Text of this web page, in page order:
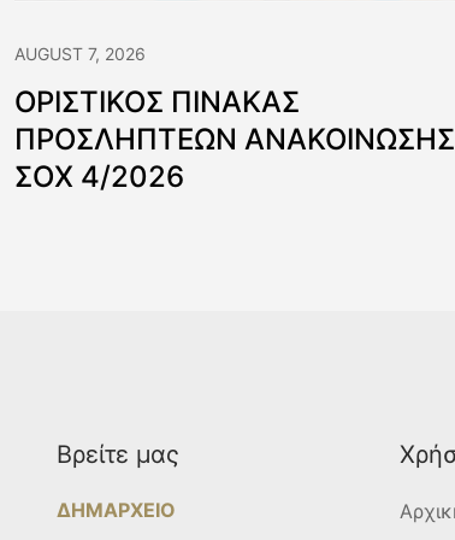
AUGUST 7, 2026
ΟΡΙΣΤΙΚΟΣ ΠΙΝΑΚΑΣ
ΠΡΟΣΛΗΠΤΕΩΝ ΑΝΑΚΟΙΝΩΣΗΣ
ΣΟΧ 4/2026
Βρείτε μας
ΔΗΜΑΡΧΕΙΟ